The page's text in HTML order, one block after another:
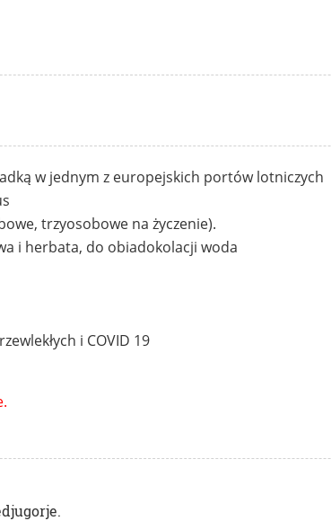
w jednym z europejskich portów lotniczych
trzyosobowe na życzenie).
i herbata, do obiadokolacji woda
i COVID 19